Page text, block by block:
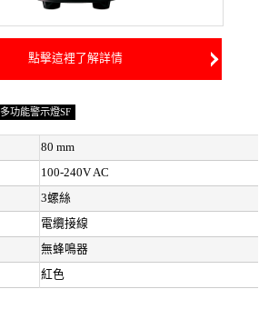
點擊這裡了解詳情
多功能警示燈SF
80 mm
100-240V AC
3螺絲
電纜接線
無蜂鳴器
紅色